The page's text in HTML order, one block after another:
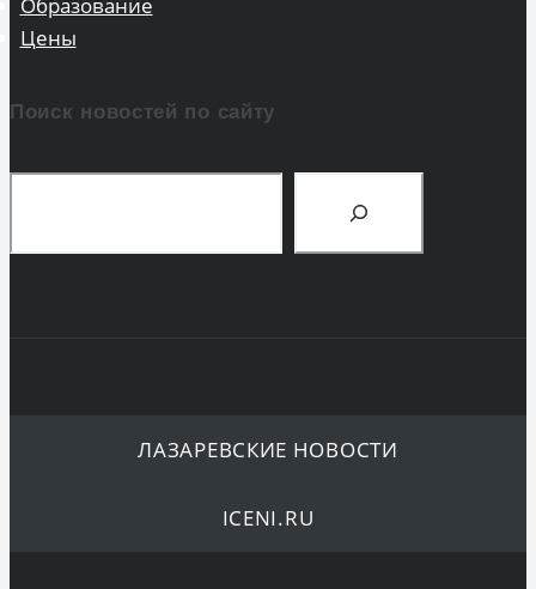
Цены
Поиск новостей по сайту
ЛАЗАРЕВСКИЕ НОВОСТИ
ICENI.RU